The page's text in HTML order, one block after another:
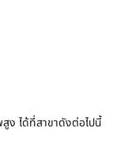
ง ได้ที่สาขาดังต่อไปนี้